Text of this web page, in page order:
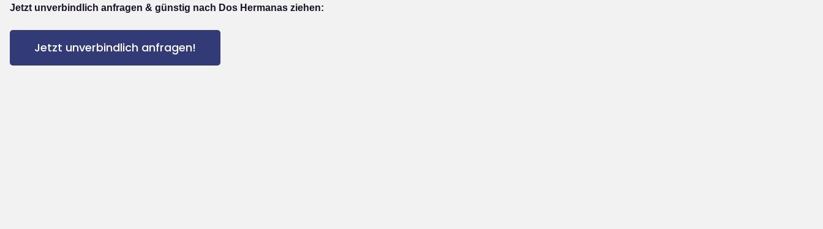
Jetzt unverbindlich anfragen & günstig nach Dos Hermanas ziehen:
Jetzt unverbindlich anfragen!